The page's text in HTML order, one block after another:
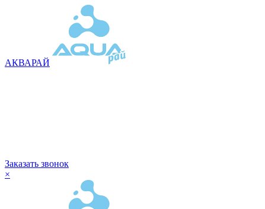
АКВАРАЙ
Заказать звонок
×